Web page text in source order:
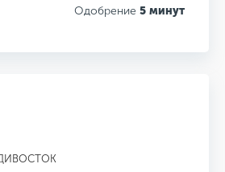
Одобрение 5 минут